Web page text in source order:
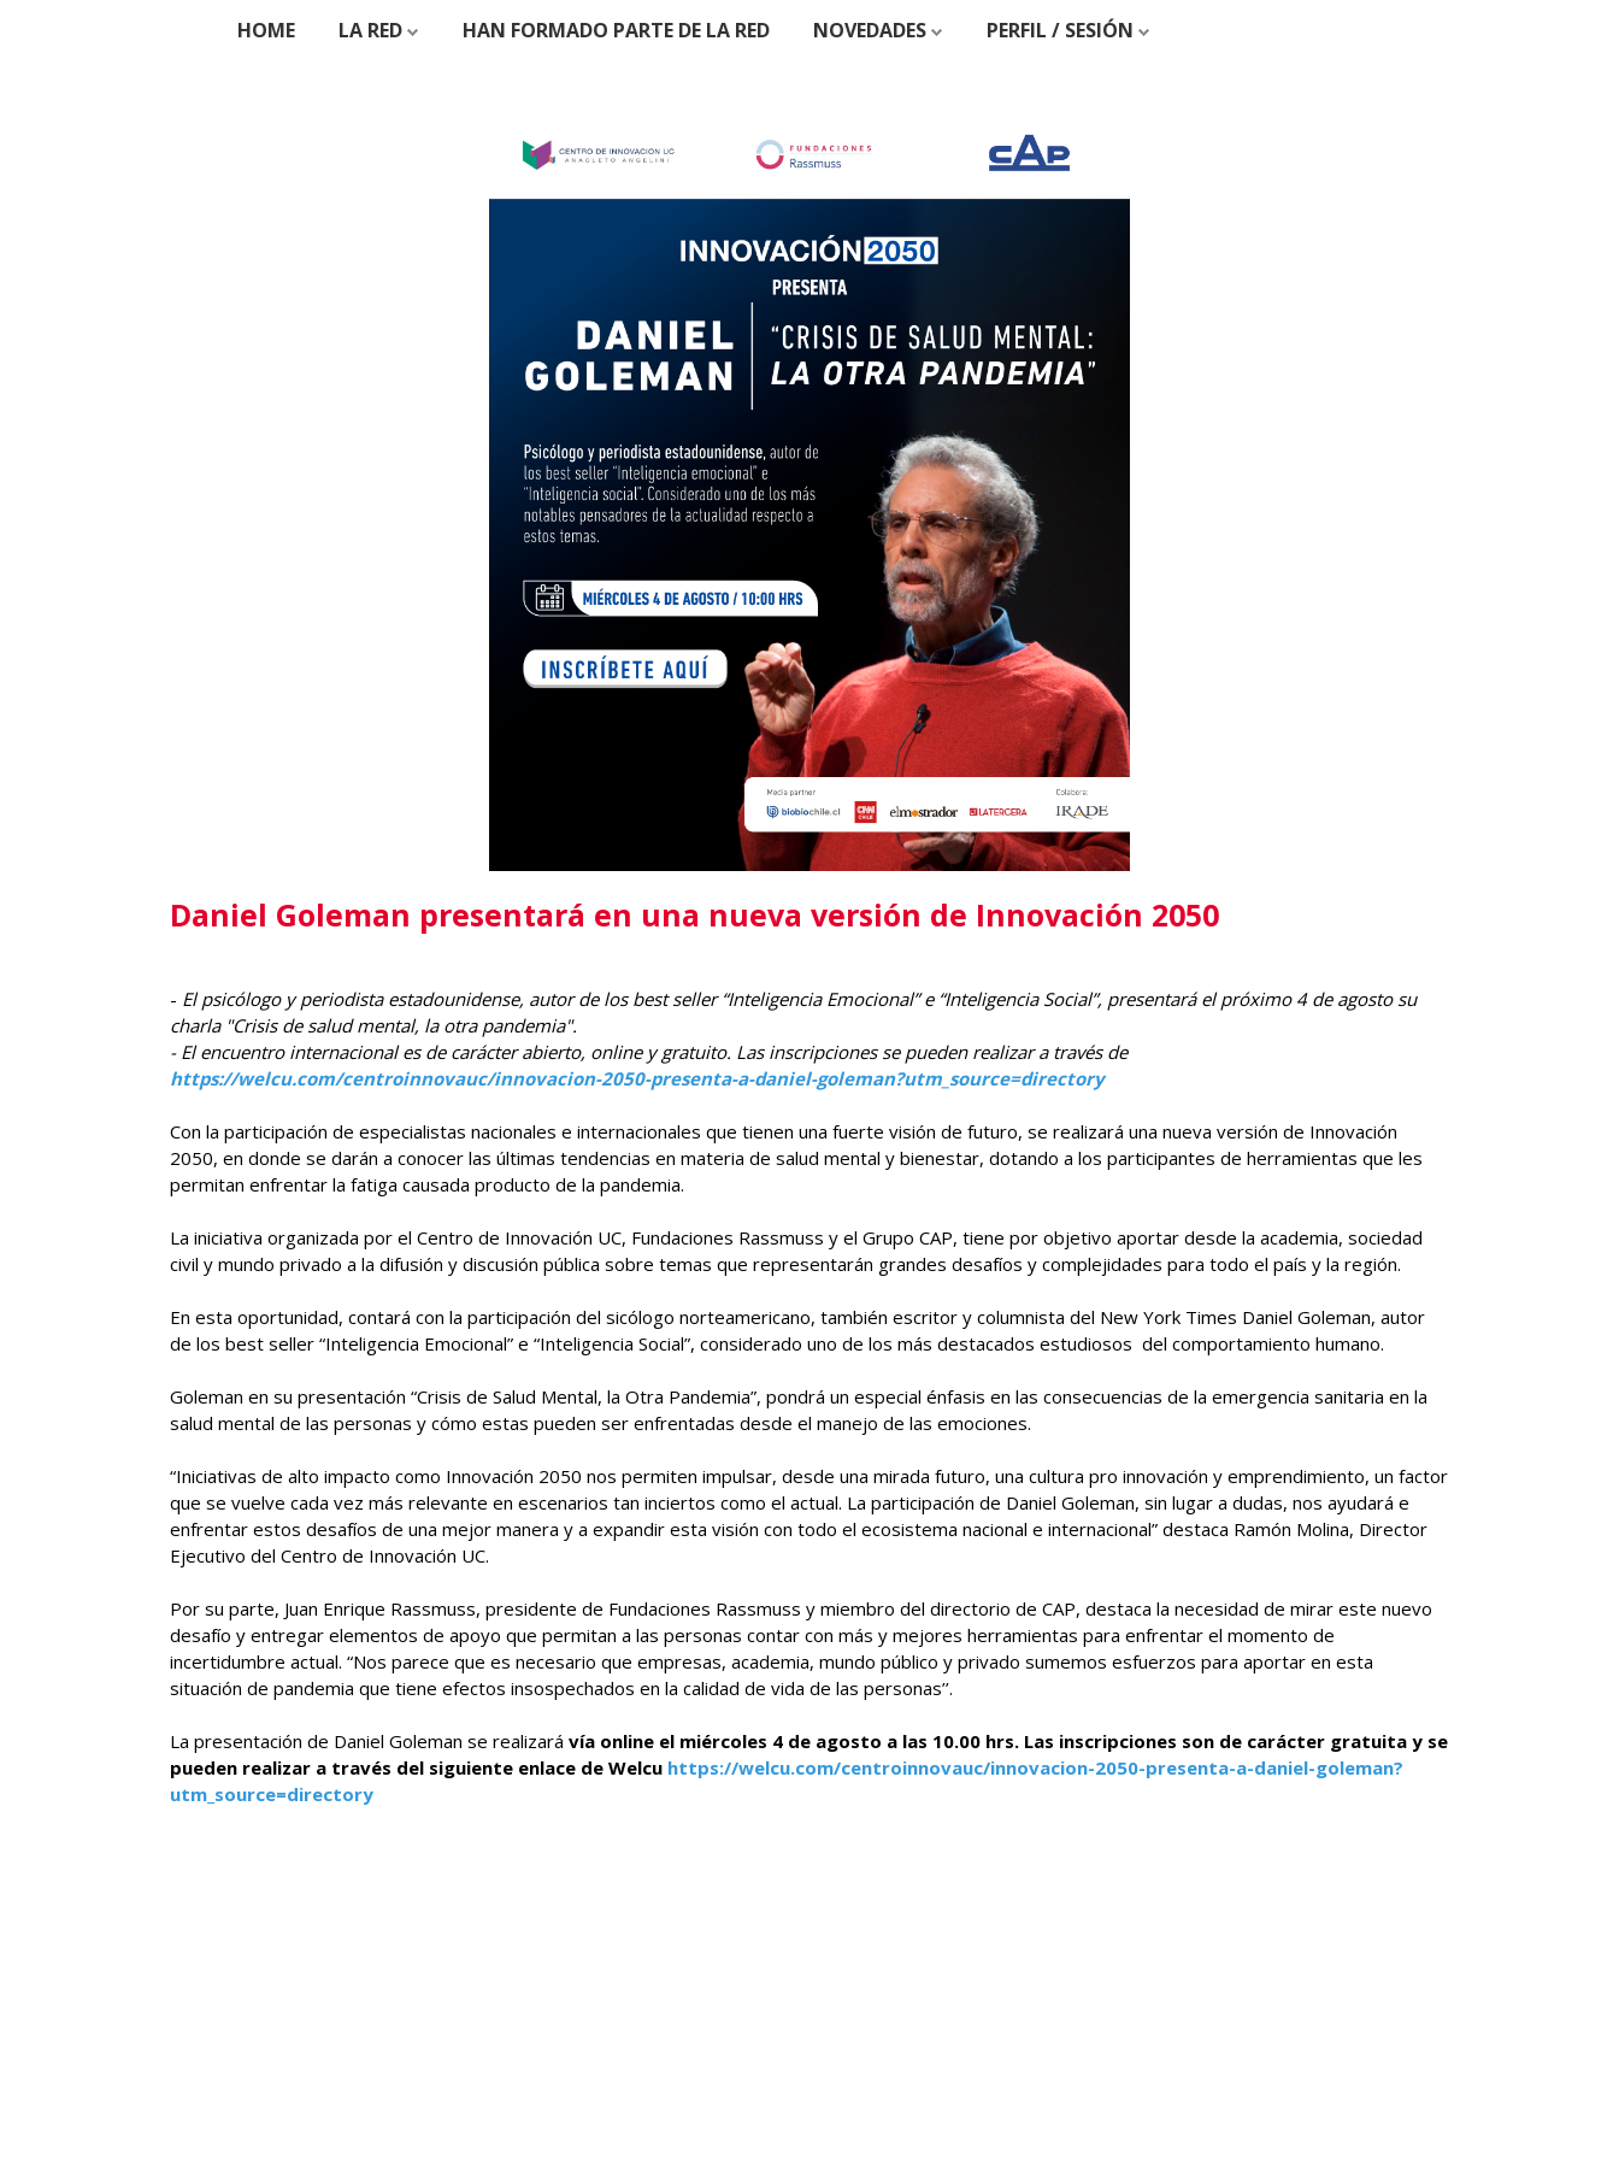
HOME LA RED HAN FORMADO PARTE DE LA RED NOVEDADES PERFIL / SESIÓN
Daniel Goleman presentará en una nueva versión de Innovación 2050
- El psicólogo y periodista estadounidense, autor de los best seller “Inteligencia Emocional” e “Inteligencia Social”, presentará el próximo 4 de agosto su
charla "Crisis de salud mental, la otra pandemia".
- El encuentro internacional es de carácter abierto, online y gratuito. Las inscripciones se pueden realizar a través de
https://welcu.com/centroinnovauc/innovacion-2050-presenta-a-daniel-goleman?utm_source=directory
Con la participación de especialistas nacionales e internacionales que tienen una fuerte visión de futuro, se realizará una nueva versión de Innovación
2050, en donde se darán a conocer las últimas tendencias en materia de salud mental y bienestar, dotando a los participantes de herramientas que les
permitan enfrentar la fatiga causada producto de la pandemia.
La iniciativa organizada por el Centro de Innovación UC, Fundaciones Rassmuss y el Grupo CAP, tiene por objetivo aportar desde la academia, sociedad
civil y mundo privado a la difusión y discusión pública sobre temas que representarán grandes desafíos y complejidades para todo el país y la región.
En esta oportunidad, contará con la participación del sicólogo norteamericano, también escritor y columnista del New York Times Daniel Goleman, autor
de los best seller “Inteligencia Emocional” e “Inteligencia Social”, considerado uno de los más destacados estudiosos del comportamiento humano.
Goleman en su presentación “Crisis de Salud Mental, la Otra Pandemia”, pondrá un especial énfasis en las consecuencias de la emergencia sanitaria en la
salud mental de las personas y cómo estas pueden ser enfrentadas desde el manejo de las emociones.
“Iniciativas de alto impacto como Innovación 2050 nos permiten impulsar, desde una mirada futuro, una cultura pro innovación y emprendimiento, un factor
que se vuelve cada vez más relevante en escenarios tan inciertos como el actual. La participación de Daniel Goleman, sin lugar a dudas, nos ayudará e
enfrentar estos desafíos de una mejor manera y a expandir esta visión con todo el ecosistema nacional e internacional” destaca Ramón Molina, Director
Ejecutivo del Centro de Innovación UC.
Por su parte, Juan Enrique Rassmuss, presidente de Fundaciones Rassmuss y miembro del directorio de CAP, destaca la necesidad de mirar este nuevo
desafío y entregar elementos de apoyo que permitan a las personas contar con más y mejores herramientas para enfrentar el momento de
incertidumbre actual. “Nos parece que es necesario que empresas, academia, mundo público y privado sumemos esfuerzos para aportar en esta
situación de pandemia que tiene efectos insospechados en la calidad de vida de las personas’’.
La presentación de Daniel Goleman se realizará vía online el miércoles 4 de agosto a las 10.00 hrs. Las inscripciones son de carácter gratuita y se
pueden realizar a través del siguiente enlace de Welcu https://welcu.com/centroinnovauc/innovacion-2050-presenta-a-daniel-goleman?
utm_source=directory